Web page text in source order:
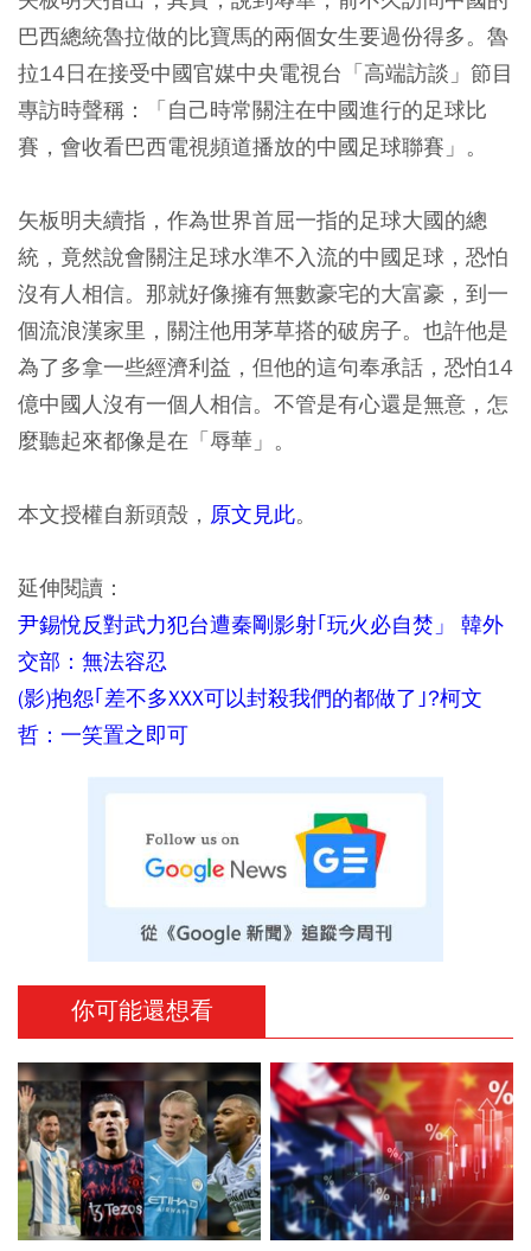
巴西總統魯拉做的比寶馬的兩個女生要過份得多。魯
拉14日在接受中國官媒中央電視台「高端訪談」節目
專訪時聲稱：「自己時常關注在中國進行的足球比
賽，會收看巴西電視頻道播放的中國足球聯賽」。
矢板明夫續指，作為世界首屈一指的足球大國的總
統，竟然說會關注足球水準不入流的中國足球，恐怕
沒有人相信。那就好像擁有無數豪宅的大富豪，到一
個流浪漢家里，關注他用茅草搭的破房子。也許他是
為了多拿一些經濟利益，但他的這句奉承話，恐怕14
億中國人沒有一個人相信。不管是有心還是無意，怎
麼聽起來都像是在「辱華」。
本文授權自新頭殼， 原文見此。
延伸閱讀：
尹錫悅反對武力犯台遭秦剛影射｢玩火必自焚」 韓外
交部：無法容忍
(影)抱怨｢差不多XXX可以封殺我們的都做了｣?柯文
哲：一笑置之即可
你可能還想看